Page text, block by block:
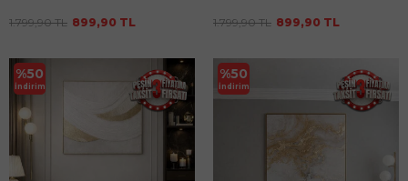
1.799,90TL 899,90 TL 1.799,90TL 899,90 TL
%50
İndirim
%50
İndirim